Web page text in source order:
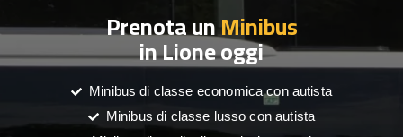
Prenota unMinibus
in Lione oggi
Minibus di classe economica con autista
Minibus di classe lusso con autista